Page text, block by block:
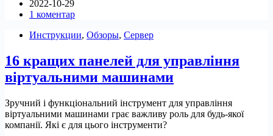
настроїти
QEMU/KVM
Ubuntu
2022-10-29
1 коментар
Инструкции, Обзоры, Сервер
16 кращих панелей для управління
віртуальними машинами
Зручний і функціональний інструмент для управління
віртуальними машинами грає важливу роль для будь-якої
компанії. Які є для цього інструменти?